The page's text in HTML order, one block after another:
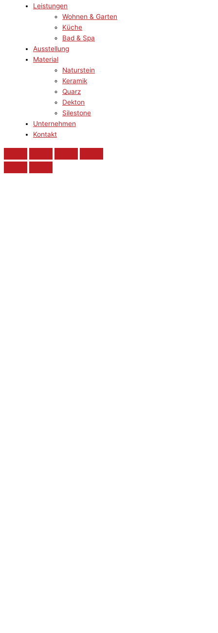
Leistungen
Wohnen & Garten
Küche
Bad & Spa
Ausstellung
Material
Naturstein
Keramik
Quarz
Dekton
Silestone
Unternehmen
Kontakt